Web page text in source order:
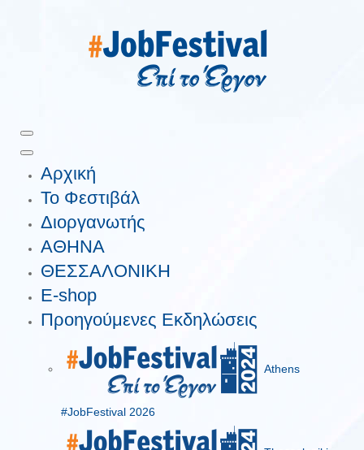
Αρχική
Το Φεστιβάλ
Διοργανωτής
ΑΘΗΝΑ
ΘΕΣΣΑΛΟΝΙΚΗ
E-shop
Προηγούμενες Εκδηλώσεις
Athens
#JobFestival 2026